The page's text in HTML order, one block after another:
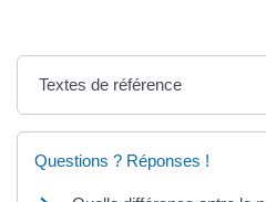
Textes de référence
Questions ? Réponses !